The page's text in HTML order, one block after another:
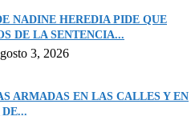
NADINE HEREDIA PIDE QUE
DE LA SENTENCIA...
3, 2026
ARMADAS EN LAS CALLES Y EN